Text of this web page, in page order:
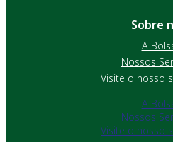
Sobre
A
Nossos
Visite o nosso
A
Nossos
Visite o nosso